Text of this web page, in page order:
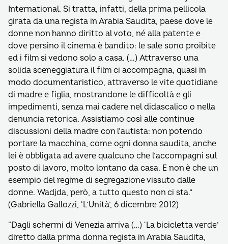
International. Si tratta, infatti, della prima pellicola
girata da una regista in Arabia Saudita, paese dove le
donne non hanno diritto al voto, né alla patente e
dove persino il cinema è bandito: le sale sono proibite
ed i film si vedono solo a casa. (…) Attraverso una
solida sceneggiatura il film ci accompagna, quasi in
modo documentaristico, attraverso le vite quotidiane
di madre e figlia, mostrandone le difficoltà e gli
impedimenti, senza mai cadere nel didascalico o nella
denuncia retorica. Assistiamo così alle continue
discussioni della madre con l’autista: non potendo
portare la macchina, come ogni donna saudita, anche
lei è obbligata ad avere qualcuno che l’accompagni sul
posto di lavoro, molto lontano da casa. E non è che un
esempio del regime di segregazione vissuto dalle
donne. Wadjda, però, a tutto questo non ci sta.”
(Gabriella Gallozzi, ‘L’Unità’, 6 dicembre 2012)
“Dagli schermi di Venezia arriva (…) ‘La bicicletta verde’
diretto dalla prima donna regista in Arabia Saudita,